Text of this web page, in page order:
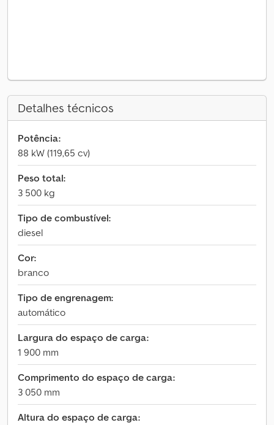
Detalhes técnicos
Potência:
88 kW (119,65 cv)
Peso total:
3 500 kg
Tipo de combustível:
diesel
Cor:
branco
Tipo de engrenagem:
automático
Largura do espaço de carga:
1 900 mm
Comprimento do espaço de carga:
3 050 mm
Altura do espaço de carga: